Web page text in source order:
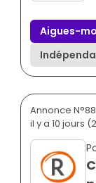
Aigues-
Annonce
il y a 10 jours